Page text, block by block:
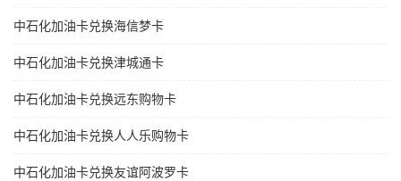
中石化加油卡兑换海信梦卡
中石化加油卡兑换津城通卡
中石化加油卡兑换远东购物卡
中石化加油卡兑换人人乐购物卡
中石化加油卡兑换友谊阿波罗卡